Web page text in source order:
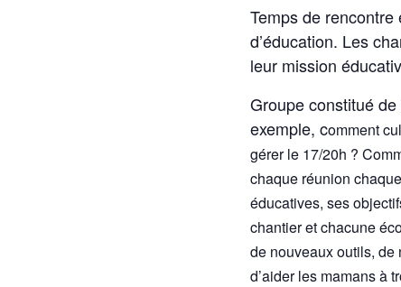
Temps de
d’éducation. Les
leur mission
Groupe constitué
exemple, comment
gérer le 17/20h ?
chaque réunion
éducatives, ses
chantier et chacune
de nouveaux outils, de
d’aider les mamans à